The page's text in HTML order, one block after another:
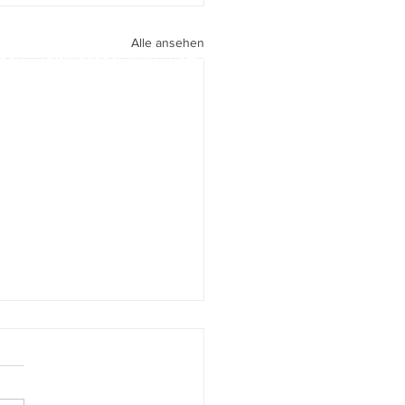
Alle ansehen
walter.gasperi@film-netz.com